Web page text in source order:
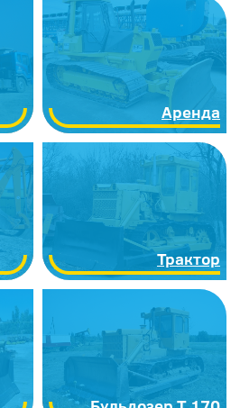
Аренда
Трактор